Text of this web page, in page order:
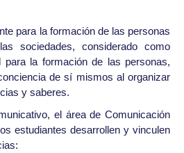
para la formación de las personas
sociedades, considerado como
para la formación de las personas,
de sí mismos al organizar
y saberes.
el área de Comunicación
estudiantes desarrollen y vinculen